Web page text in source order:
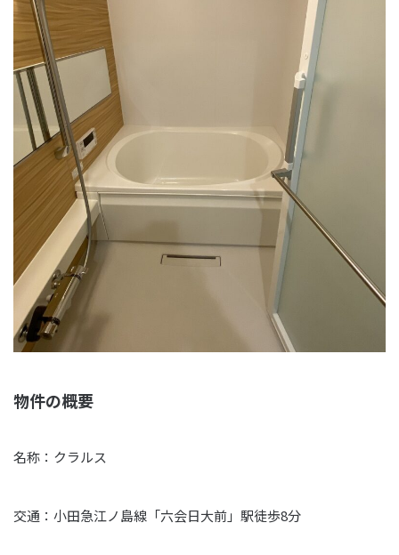
物件の概要
名称：クラルス
交通：小田急江ノ島線「六会日大前」駅徒歩8分